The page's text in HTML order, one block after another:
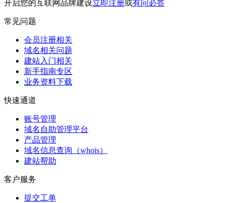
开启您的互联网品牌建设立即注册或有问必答
常见问题
会员注册相关
域名相关问题
建站入门相关
新手指南专区
业务资料下载
快速通道
账号管理
域名自助管理平台
产品管理
域名信息查询（whois）
建站帮助
客户服务
提交工单